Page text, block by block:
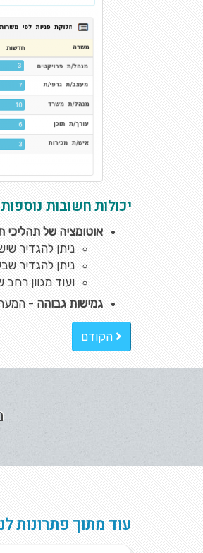
יכולות חשובות נוספות
אוטומציה של תהליכי
ניתן להגדיר
ניתן להגדיר
ועוד מגוון
גמישות גבוהה -
הקודם
עוד מתוך פתרונות